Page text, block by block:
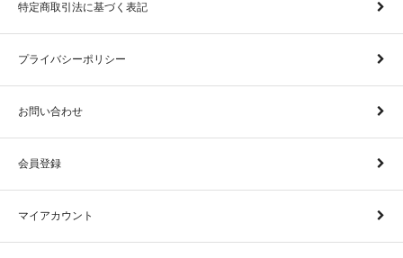
特定商取引法に基づく表記
プライバシーポリシー
お問い合わせ
会員登録
マイアカウント